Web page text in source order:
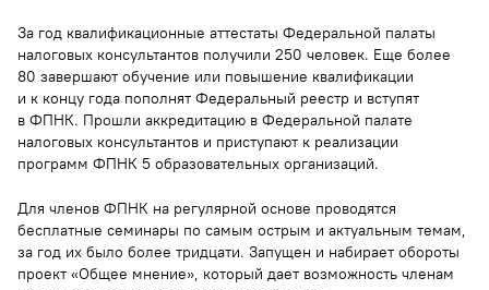
За год квалификационные аттестаты Федеральной палаты
налоговых консультантов получили 250 человек. Еще более
80 завершают обучение или повышение квалификации
и к концу года пополнят Федеральный реестр и вступят
в ФПНК. Прошли аккредитацию в Федеральной палате
налоговых консультантов и приступают к реализации
программ ФПНК 5 образовательных организаций.
Для членов ФПНК на регулярной основе проводятся
бесплатные семинары по самым острым и актуальным темам,
за год их было более тридцати. Запущен и набирает обороты
проект «Общее мнение», который дает возможность членам